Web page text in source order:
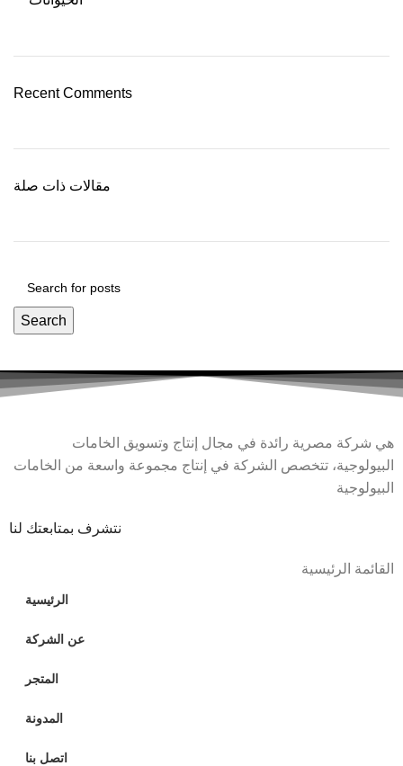
Recent Comments
مقالات ذات صلة
Search
هي شركة مصرية رائدة في مجال إنتاج وتسويق الخامات
البيولوجية، تتخصص الشركة في إنتاج مجموعة واسعة من الخامات
البيولوجية
نتشرف بمتابعتك لنا
القائمة الرئيسية
الرئيسية
عن الشركة
المتجر
المدونة
اتصل بنا